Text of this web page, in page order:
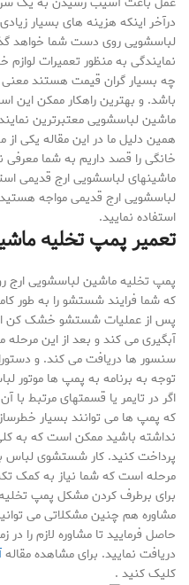
درآخر اینکه هزینه های بسیار
لباسشویی روی دست شما خواهد
نمایندگی به منظور تعمیرات
چه بسیار گران قیمت هستند
باشد. و بهترین راهکار ممکن این
ماشین لباسشویی معتبرترین
همین دلیل ما در این مقاله یکی
خانگی را قصد داریم به شما معرفی
ماشینهای لباسشویی ارج قدیمی
لباسشویی ارج قدیمی مواجه هستید
استفاده نمایید.
تعمیر پمپ تخلیه
پمپ تخلیه ماشین لباسشویی
که شما فرایند شستشو را به طور
پس از عملیات شستشو خشک کن
آبگیری می کند و بعد از این مرحله
سنسور ها دریافت می کند. و
توجه به برنامه به پمپ ها موتور
اگر در تایمر یا قسمتهای مرتبط
که پمپ ها می توانند بسیار
نداشته باشید ممکن است که به
پرداخت کنید. کار شستشوی لباس
مرحله است که شما نیاز به کمک
برای برطرف کردن مشکل پمپ
مشاوره هم چنین مشکلاتی می
حاصل فرمایید تا مشاوره لازم را در
دریافت نمایید. برای مشاهده مقاله
کلیک کنید .